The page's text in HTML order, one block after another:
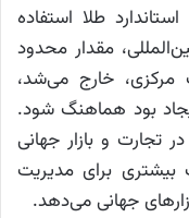
طلا استفاده
مقدار محدود
مرکزی، خارج می‌شد،
بود هماهنگ شود.
تجارت و بازار جهانی
برای مدیریت
جهانی می‌دهد.